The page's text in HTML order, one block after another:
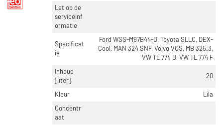
Let op de
serviceinf
ormatie
Specificat
ie
Ford WSS-M97B44-D, Toyota SLLC, DEX-
Cool, MAN 324 SNF, Volvo VCS, MB 325.3,
VW TL 774 D, VW TL 774 F
Inhoud
[liter]
20
Kleur
Lila
Concentr
aat